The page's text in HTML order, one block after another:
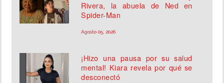
Rivera, la abuela de Ned en
Spider-Man
Agosto 05, 2026
¡Hizo una pausa por su salud
mental! Kiara revela por qué se
desconectó